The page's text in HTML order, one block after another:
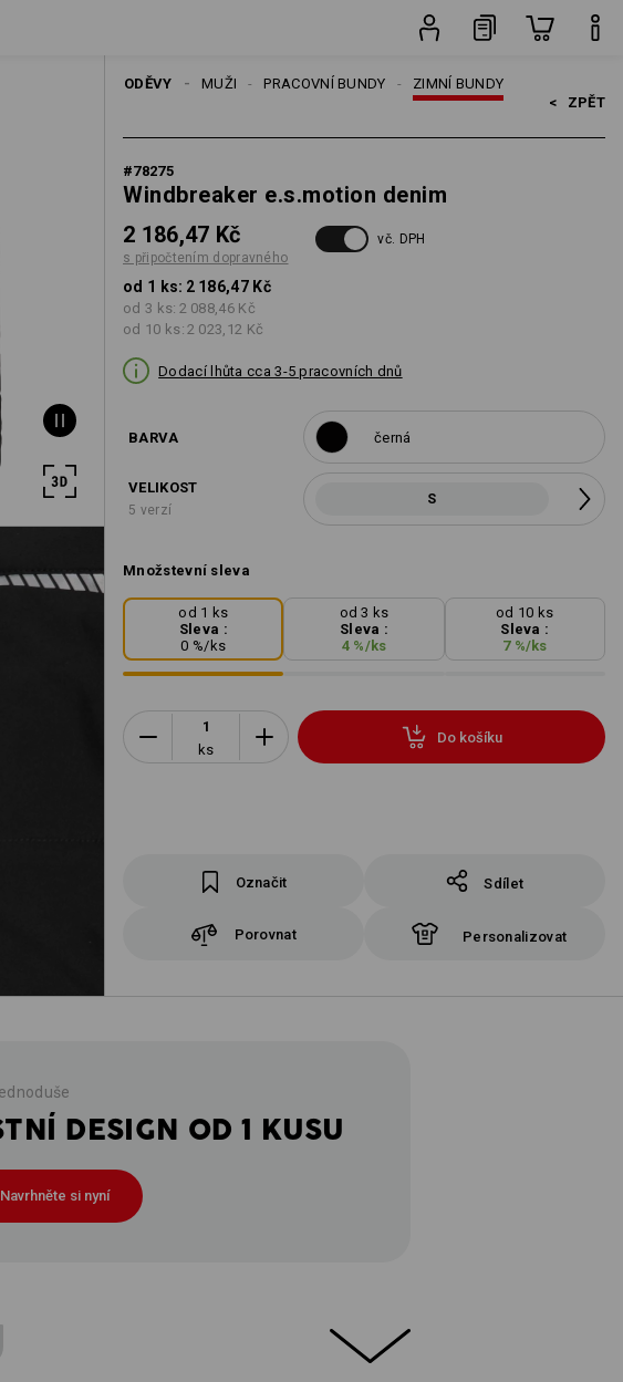
ODĚVY ZIMNÍ BUNDY
PRACOVNÍ BUNDY
MUŽI
< ZPĚT
#78275
Windbreaker e.s.motion denim
2 186,47 Kč
s připočtením dopravného
vč. DPH
od 1 ks: 2 186,47 Kč
od 3 ks: 2 088,46 Kč
od 10 ks: 2 023,12 Kč
Dodací lhůta cca 3-5 pracovních dnů
BARVA černá
VELIKOST
5 verzí
S
Množstevní sleva
od 1 ks
Sleva :
0 %/ ks
od 3 ks
Sleva :
4%/ks
od 10 ks
Sleva :
7%/ ks
ks
Do košíku
Označit Sdílet
Porovnat Personalizovat
DESIGN OD 1 KUSU
Navrhněte si nyní